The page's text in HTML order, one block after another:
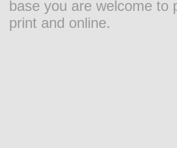
base you are welcome to
print and online.